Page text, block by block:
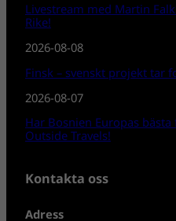
Livestream med Martin
Rike!
2026-08-08
Finsk – svenskt projekt tar
2026-08-07
Har Bosnien Europas
Outside Travels!
Kontakta oss
Adress